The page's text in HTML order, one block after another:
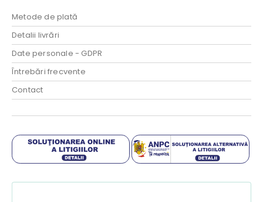
Metode de plată
Detalii livrări
Date personale - GDPR
Întrebări frecvente
Contact